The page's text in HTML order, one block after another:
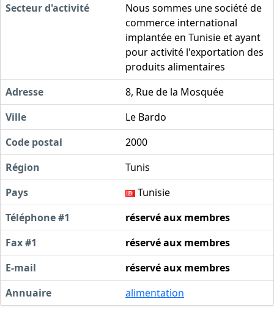
Secteur d'activité
Nous sommes une société de
commerce international
implantée en Tunisie et ayant
pour activité l'exportation des
produits alimentaires
Adresse
8, Rue de la Mosquée
Ville
Le Bardo
Code postal
2000
Région
Tunis
Pays
Tunisie
Téléphone #1
réservé aux membres
Fax #1
réservé aux membres
E-mail
réservé aux membres
Annuaire
alimentation